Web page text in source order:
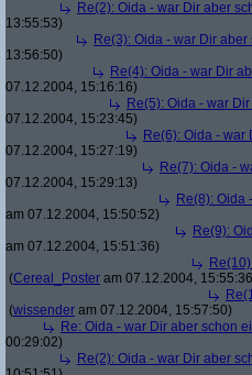
Re(2): Oida - war Dir aber
13:55:53)
Re(3): Oida - war Dir
13:56:50)
Re(4): Oida - war Dir
07.12.2004, 15:16:16)
Re(5): Oida - war
07.12.2004, 15:23:45)
Re(6): Oida - war
07.12.2004, 15:27:19)
Re(7): Oida -
07.12.2004, 15:29:13)
Re(8): Oida
am 07.12.2004, 15:50:52)
Re(9):
am 07.12.2004, 15:51:36)
(Cereal_Poster am 07.12.2004,
(wissender am 07.12.2004, 15:57:50)
Re: Oida - war Dir aber schon
00:29:02)
Re(2): Oida - war Dir aber